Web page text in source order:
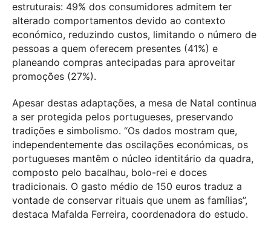
estruturais: 49% dos consumidores admitem ter
alterado comportamentos devido ao contexto
económico, reduzindo custos, limitando o número de
pessoas a quem oferecem presentes (41%) e
planeando compras antecipadas para aproveitar
promoções (27%).
Apesar destas adaptações, a mesa de Natal continua
a ser protegida pelos portugueses, preservando
tradições e simbolismo. “Os dados mostram que,
independentemente das oscilações económicas, os
portugueses mantêm o núcleo identitário da quadra,
composto pelo bacalhau, bolo-rei e doces
tradicionais. O gasto médio de 150 euros traduz a
vontade de conservar rituais que unem as famílias”,
destaca Mafalda Ferreira, coordenadora do estudo.